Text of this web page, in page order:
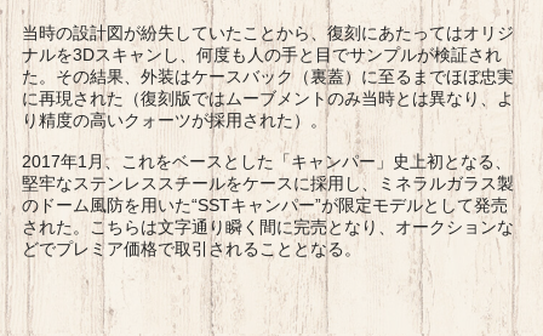
当時の設計図が紛失していたことから、復刻にあたってはオリジ
ナルを3Dスキャンし、何度も人の手と目でサンプルが検証され
た。その結果、外装はケースバック（裏蓋）に至るまでほぼ忠実
に再現された（復刻版ではムーブメントのみ当時とは異なり、よ
り精度の高いクォーツが採用された）。
2017年1月、これをベースとした「キャンパー」史上初となる、
堅牢なステンレススチールをケースに採用し、ミネラルガラス製
のドーム風防を用いた“SSTキャンパー”が限定モデルとして発売
された。こちらは文字通り瞬く間に完売となり、オークションな
どでプレミア価格で取引されることとなる。